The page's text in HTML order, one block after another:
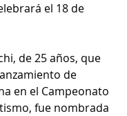
el 18 de
de 25 años, que
de
en el Campeonato
fue nombrada